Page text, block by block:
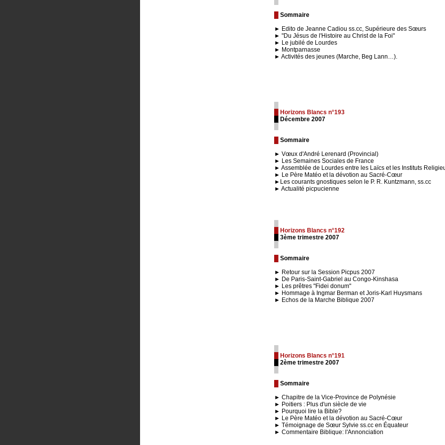
Sommaire
► Edito de Jeanne Cadiou ss.cc, Supérieure des Sœurs
► "Du Jésus de l'Histoire au Christ de la Foi"
► Le jubilé de Lourdes
► Montparnasse
► Activités des jeunes (Marche, Beg Lann…).
█ Horizons Blancs n°193
█ Décembre 2007
Sommaire
► Vœux d'André Lerenard (Provincial)
► Les Semaines Sociales de France
► Assemblée de Lourdes entre les Laïcs et les Instituts
► Le Père Matéo et la dévotion au Sacré-Cœur
►Les courants gnostiques selon le P. R. Kuntzmann, ss.cc
► Actualité picpucienne
█ Horizons Blancs n°192
█ 3ème trimestre 2007
Sommaire
► Retour sur la Session Picpus 2007
► De Paris-Saint-Gabriel au Congo-Kinshasa
► Les prêtres "Fidei donum"
► Hommage à Ingmar Berman et Joris-Karl Huysmans
► Echos de la Marche Biblique 2007
█ Horizons Blancs n°191
█ 2ème trimestre 2007
Sommaire
► Chapitre de la Vice-Province de Polynésie
► Poitiers : Plus d'un siècle de vie
► Pourquoi lire la Bible?
► Le Père Matéo et la dévotion au Sacré-Cœur
► Témoignage de Sœur Sylvie ss.cc en Équateur
► Commentaire Biblique: l'Annonciation